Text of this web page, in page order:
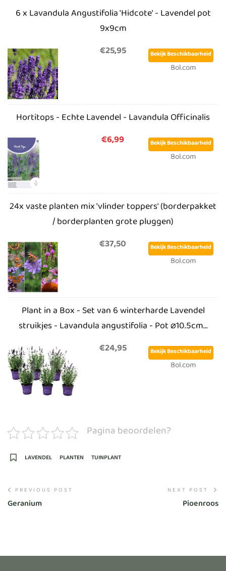
6 x Lavandula Angustifolia 'Hidcote' - Lavendel pot
9x9cm
€25,95
Bekijk Beschikbaarheid
Bol.com
Hortitops - Echte Lavendel - Lavandula Officinalis
€6,99
Bekijk Beschikbaarheid
Bol.com
24x vaste planten mix 'vlinder toppers' (borderpakket
/ borderplanten grote pluggen)
€37,50
Bekijk Beschikbaarheid
Bol.com
Plant in a Box - Set van 6 winterharde Lavendel
struikjes - Lavandula angustifolia - Pot ⌀10.5cm...
€24,95
Bekijk Beschikbaarheid
Bol.com
Pagina beoordelen?
LAVENDEL PLANTEN TUINPLANT
PREVIOUS POST
Geranium
NEXT POST
Pioenroos